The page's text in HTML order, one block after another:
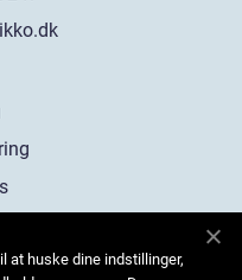
at huske dine indstillinger,